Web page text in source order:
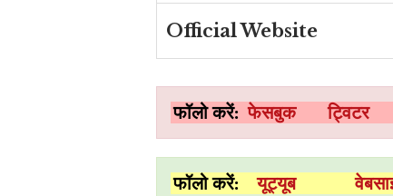
Official Website
फॉलो करें:फेसबुक ट्विटर
फॉलो करें:यूट्यूब